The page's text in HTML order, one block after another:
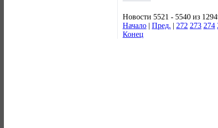
Новости 5521 - 5540 из
Начало | Пред. | 272 273 274
Конец